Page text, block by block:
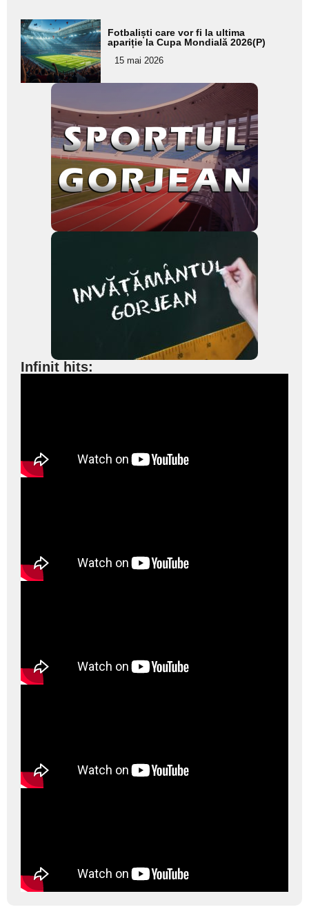
Adaugă
aici textul
pentru
subtitlu
Fotbaliști care vor fi la ultima
apariție la Cupa Mondială 2026(P)
15 mai 2026
Infinit hits: